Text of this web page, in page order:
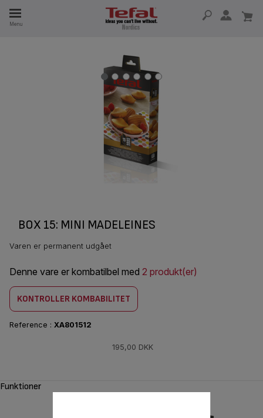
Menu
BOX 15: MINI MADELEINES
Varen er permanent udgået
Denne vare er kombatilbel med 2 produkt(er)
KONTROLLER KOMBABILITET
Reference : XA801512
195,00 DKK
Funktioner